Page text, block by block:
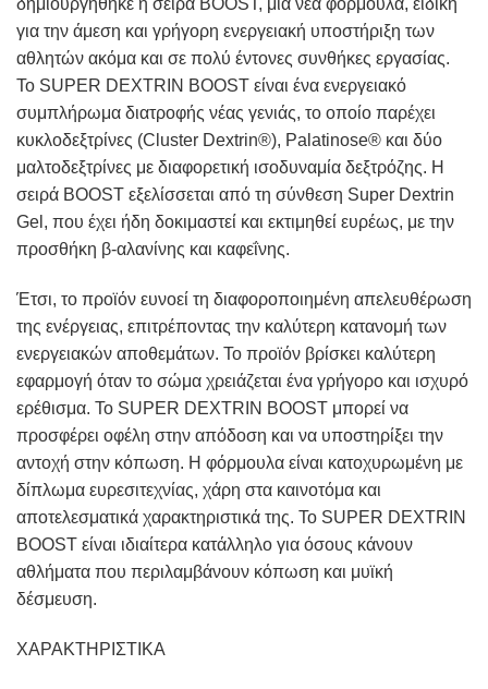
δημιουργήθηκε η σειρά BOOST, μια νέα φόρμουλα, ειδική
για την άμεση και γρήγορη ενεργειακή υποστήριξη των
αθλητών ακόμα και σε πολύ έντονες συνθήκες εργασίας.
Το SUPER DEXTRIN BOOST είναι ένα ενεργειακό
συμπλήρωμα διατροφής νέας γενιάς, το οποίο παρέχει
κυκλοδεξτρίνες (Cluster Dextrin®), Palatinose® και δύο
μαλτοδεξτρίνες με διαφορετική ισοδυναμία δεξτρόζης. Η
σειρά BOOST εξελίσσεται από τη σύνθεση Super Dextrin
Gel, που έχει ήδη δοκιμαστεί και εκτιμηθεί ευρέως, με την
προσθήκη β-αλανίνης και καφεΐνης.
Έτσι, το προϊόν ευνοεί τη διαφοροποιημένη απελευθέρωση
της ενέργειας, επιτρέποντας την καλύτερη κατανομή των
ενεργειακών αποθεμάτων. Το προϊόν βρίσκει καλύτερη
εφαρμογή όταν το σώμα χρειάζεται ένα γρήγορο και ισχυρό
ερέθισμα. Το SUPER DEXTRIN BOOST μπορεί να
προσφέρει οφέλη στην απόδοση και να υποστηρίξει την
αντοχή στην κόπωση. Η φόρμουλα είναι κατοχυρωμένη με
δίπλωμα ευρεσιτεχνίας, χάρη στα καινοτόμα και
αποτελεσματικά χαρακτηριστικά της. Το SUPER DEXTRIN
BOOST είναι ιδιαίτερα κατάλληλο για όσους κάνουν
αθλήματα που περιλαμβάνουν κόπωση και μυϊκή
δέσμευση.
ΧΑΡΑΚΤΗΡΙΣΤΙΚΑ